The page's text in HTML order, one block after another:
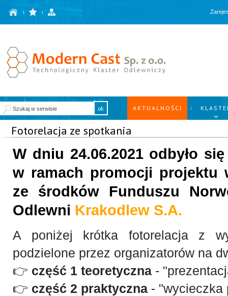
AKTUALNOŚCI
Fotorelacja ze spotkania
W dniu 24.06.2021 odbyło
w ramach promocji projektu
ze środków Funduszu
Odlewni Krakodlew S.A.
A poniżej krótka fotorelacja z
podzielone przez organizatorów na
👉 część 1 teoretyczna -
👉 część 2 praktyczna - "wycieczka